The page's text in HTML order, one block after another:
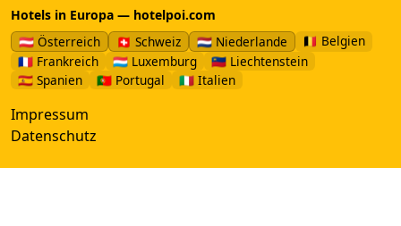
Hotels in Europa — hotelpoi.com
🇦🇹 Österreich
🇨🇭 Schweiz 🇳🇱 Niederlande
🇧🇪 Belgien
🇫🇷 Frankreich
🇱🇺 Luxemburg
🇱🇮 Liechtenstein
🇪🇸 Spanien
🇵🇹 Portugal 🇮🇹 Italien
Impressum
Datenschutz